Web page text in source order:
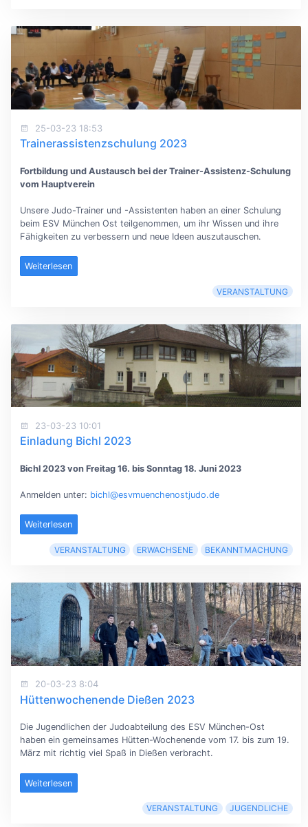
25-03-23 18:53
Trainerassistenzschulung 2023
Fortbildung und Austausch bei der Trainer-Assistenz-Schulung
vom Hauptverein
Unsere Judo-Trainer und -Assistenten haben an einer Schulung
beim ESV München Ost teilgenommen, um ihr Wissen und ihre
Fähigkeiten zu verbessern und neue Ideen auszutauschen.
Weiterlesen
VERANSTALTUNG
23-03-23 10:01
Einladung Bichl 2023
Bichl 2023 von Freitag 16. bis Sonntag 18. Juni 2023
Anmelden unter: bichl@esvmuenchenostjudo.de
Weiterlesen
VERANSTALTUNG ERWACHSENE BEKANNTMACHUNG
20-03-23 8:04
Hüttenwochenende Dießen 2023
Die Jugendlichen der Judoabteilung des ESV München-Ost
haben ein gemeinsames Hütten-Wochenende vom 17. bis zum 19.
März mit richtig viel Spaß in Dießen verbracht.
Weiterlesen
VERANSTALTUNG JUGENDLICHE